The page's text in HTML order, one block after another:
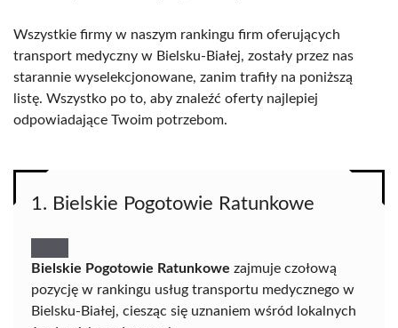
Wszystkie firmy w naszym rankingu firm oferujących
transport medyczny w Bielsku-Białej, zostały przez nas
starannie wyselekcjonowane, zanim trafiły na poniższą
listę. Wszystko po to, aby znaleźć oferty najlepiej
odpowiadające Twoim potrzebom.
1. Bielskie Pogotowie Ratunkowe
Bielskie Pogotowie Ratunkowe zajmuje czołową
pozycję w rankingu usług transportu medycznego w
Bielsku-Białej, ciesząc się uznaniem wśród lokalnych